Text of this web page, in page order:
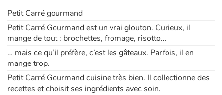
Apprendre les langues
Dyslexie, troubles de la lecture
Nos listes de lecture
Petit Carré gourmand
Petit Carré Gourmand est un vrai glouton. Curieux, il
mange de tout : brochettes, fromage, risotto…
… mais ce qu’il préfère, c’est les gâteaux. Parfois, il en
mange trop.
Petit Carré Gourmand cuisine très bien. Il collectionne des
recettes et choisit ses ingrédients avec soin.